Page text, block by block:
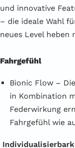
und innovative
– die ideale Wahl
neues Level heben
Fahrgefühl
Bionic Flow –
in Kombination
Federwirkung
Fahrgefühl wie